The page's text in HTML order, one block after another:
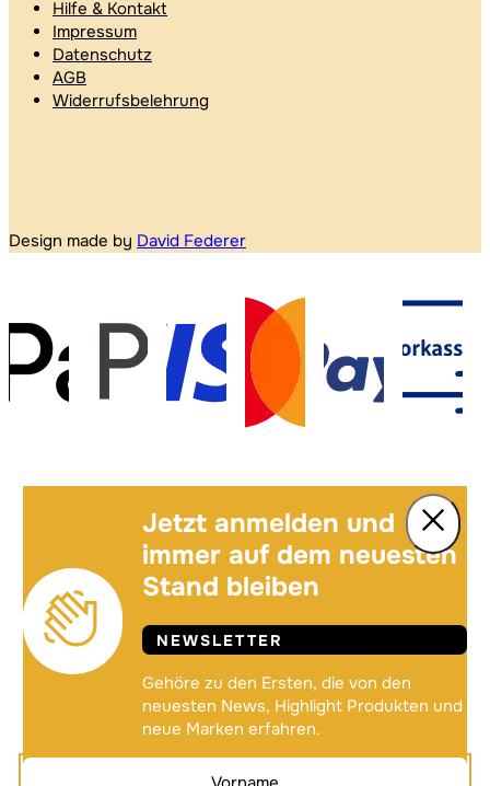
Hilfe & Kontakt
Impressum
Datenschutz
AGB
Widerrufsbelehrung
Design made by David Federer
Jetzt anmelden und
immer auf dem neuesten
Stand bleiben
NEWSLETTER
Gehöre zu den Ersten, die von den
neuesten News, Highlight Produkten und
neue Marken erfahren.